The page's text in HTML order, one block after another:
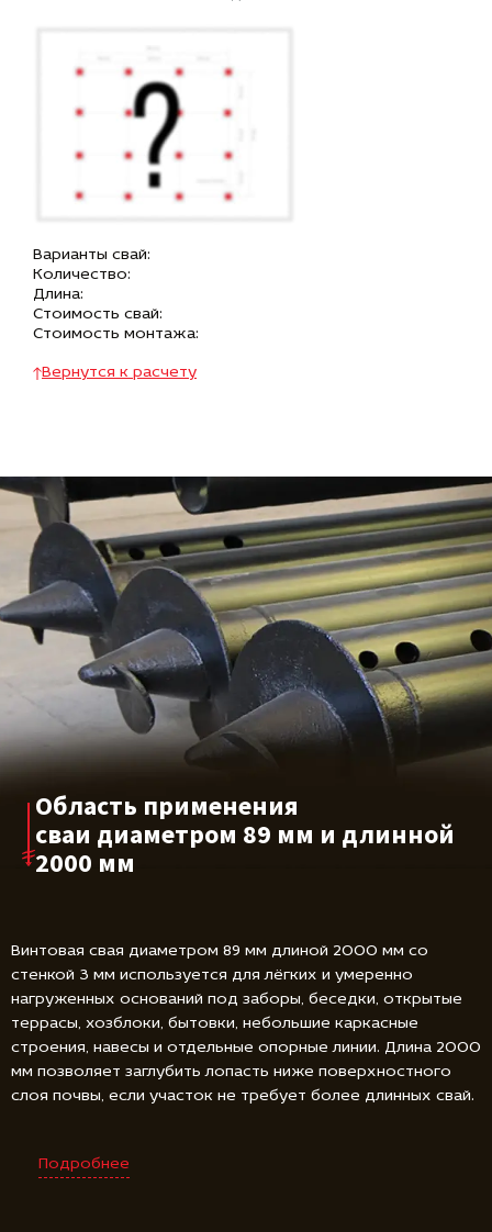
Варианты свай:
Количество:
Длина:
Стоимость свай:
Стоимость монтажа:
Вернутся к расчету
Область применения
сваи диаметром 89 мм и длинной
2000 мм
Винтовая свая диаметром 89 мм длиной 2000 мм со
стенкой 3 мм используется для лёгких и умеренно
нагруженных оснований под заборы, беседки, открытые
террасы, хозблоки, бытовки, небольшие каркасные
строения, навесы и отдельные опорные линии. Длина 2000
мм позволяет заглубить лопасть ниже поверхностного
слоя почвы, если участок не требует более длинных свай.
Подробнее